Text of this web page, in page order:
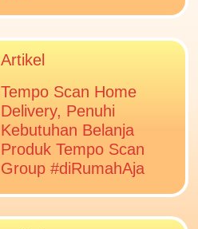
Artikel
Tempo Scan Home
Delivery, Penuhi
Kebutuhan Belanja
Produk Tempo Scan
Group #diRumahAja